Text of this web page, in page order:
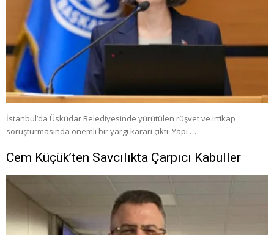
İstanbul’da Üsküdar Belediyesinde yürütülen rüşvet ve irtikap
soruşturmasında önemli bir yargı kararı çıktı. Yapı …
Cem Küçük’ten Savcılıkta Çarpıcı Kabuller